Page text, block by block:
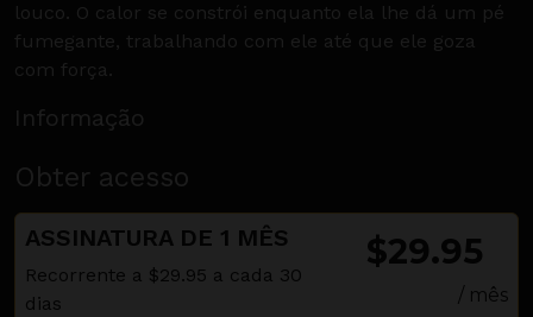
louco. O calor se constrói enquanto ela lhe dá um pé
fumegante, trabalhando com ele até que ele goza
com força.
Informação
Obter acesso
ASSINATURA DE 1 MÊS
Recorrente a $29.95 a cada 30
dias
$29.95
/ mês